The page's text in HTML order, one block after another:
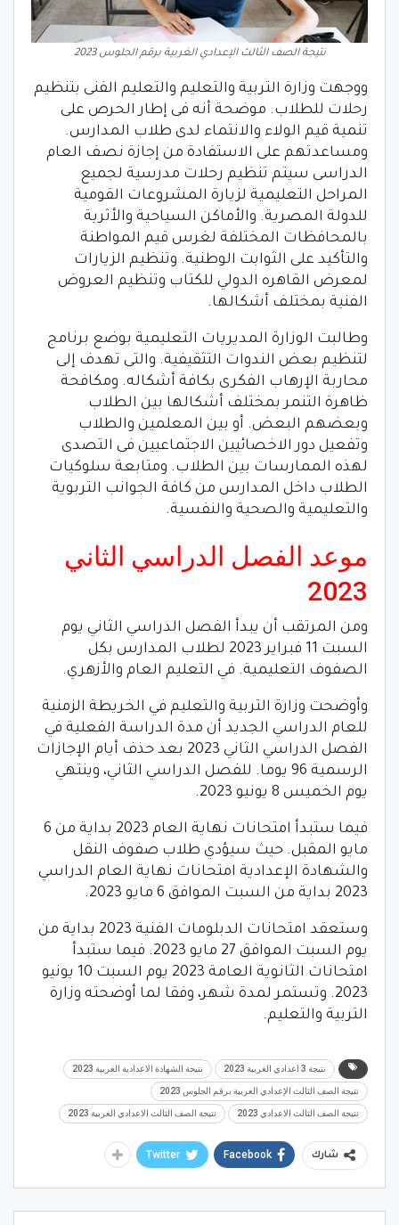
نتيجة الصف الثالث الإعدادي الغربية برقم الجلوس 2023
ووجهت وزارة التربية والتعليم والتعليم الفنى بتنظيم
رحلات للطلاب. موضحة أنه فى إطار الحرص على
تنمية قيم الولاء والانتماء لدى طلاب المدارس.
ومساعدتهم على الاستفادة من إجازة نصف العام
الدراسى سيتم تنظيم رحلات مدرسية لجميع
المراحل التعليمية لزيارة المشروعات القومية
للدولة المصرية. والأماكن السياحية والأثرية
بالمحافظات المختلفة لغرس قيم المواطنة
والتأكيد على الثوابت الوطنية. وتنظيم الزيارات
لمعرض القاهره الدولي للكتاب وتنظيم العروض
الفنية بمختلف أشكالها.
وطالبت الوزارة المديريات التعليمية بوضع برنامج
لتنظيم بعض الندوات التثقيفية. والتى تهدف إلى
محاربة الإرهاب الفكرى بكافة أشكاله. ومكافحة
ظاهرة التنمر بمختلف أشكالها بين الطلاب
وبعضهم البعض. أو بين المعلمين والطلاب
وتفعيل دور الاخصائيين الاجتماعيين فى التصدى
لهذه الممارسات بين الطلاب. ومتابعة سلوكيات
الطلاب داخل المدارس من كافة الجوانب التربوية
والتعليمية والصحية والنفسية.
موعد الفصل الدراسي الثاني
2023
ومن المرتقب أن يبدأ الفصل الدراسي الثاني يوم
السبت 11 فبراير 2023 لطلاب المدارس بكل
الصفوف التعليمية. في التعليم العام والأزهري.
وأوضحت وزارة التربية والتعليم في الخريطة الزمنية
للعام الدراسي الجديد أن مدة الدراسة الفعلية في
الفصل الدراسي الثاني 2023 بعد حذف أيام الإجازات
الرسمية 96 يوما. للفصل الدراسي الثاني، وينتهي
يوم الخميس 8 يونيو 2023.
فيما ستبدأ امتحانات نهاية العام 2023 بداية من 6
مايو المقبل. حيث سيؤدي طلاب صفوف النقل
والشهادة الإعدادية امتحانات نهاية العام الدراسي
2023 بداية من السبت الموافق 6 مايو 2023.
وستعقد امتحانات الدبلومات الفنية 2023 بداية من
يوم السبت الموافق 27 مايو 2023. فيما ستبدأ
امتحانات الثانوية العامة 2023 يوم السبت 10 يونيو
2023. وتستمر لمدة شهر، وفقا لما أوضحته وزارة
التربية والتعليم.
نتيجة 3 اعدادي الغربية 2023 نتيجة الشهادة الاعدادية الغربية 2023
نتيجة الصف الثالث الإعدادي الغربية برقم الجلوس 2023
نتيجة الصف الثالث الاعدادي 2023 نتيجة الصف الثالث الاعدادي الغربية 2023
شارك Facebook
Twitter